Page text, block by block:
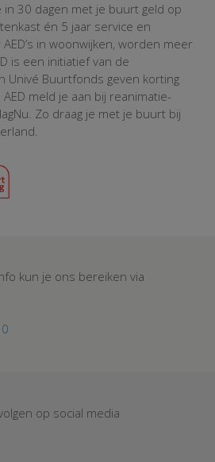
in 30 dagen met je buurt geld op
én 5 jaar service en
in woonwijken, worden meer
is een initiatief van de
Univé Buurtfonds geven korting
meld je aan bij reanimatie-
Zo draag je met je buurt bij
kun je ons bereiken via
op social media